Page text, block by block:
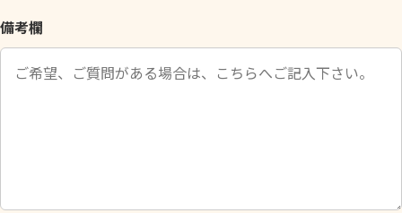
空
の
備考欄